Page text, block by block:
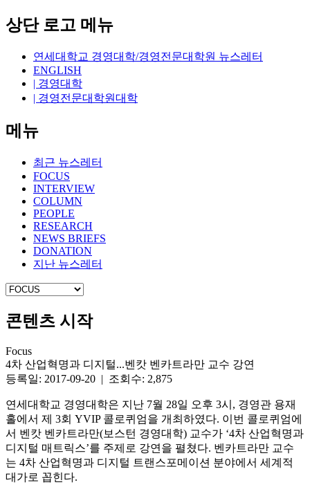
상단 로고 메뉴
연세대학교 경영대학/경영전문대학원 뉴스레터
ENGLISH
| 경영대학
| 경영전문대학원대학
메뉴
최근 뉴스레터
FOCUS
INTERVIEW
COLUMN
PEOPLE
RESEARCH
NEWS BRIEFS
DONATION
지난 뉴스레터
콘텐츠 시작
Focus
4차 산업혁명과 디지털...벤캇 벤카트라만 교수 강연
등록일: 2017-09-20 | 조회수: 2,875
연세대학교 경영대학은 지난 7월 28일 오후 3시, 경영관 용재
홀에서 제 3회 YVIP 콜로퀴엄을 개최하였다. 이번 콜로퀴엄에
서 벤캇 벤카트라만(보스턴 경영대학) 교수가 ‘4차 산업혁명과
디지털 매트릭스’를 주제로 강연을 펼쳤다. 벤카트라만 교수
는 4차 산업혁명과 디지털 트랜스포메이션 분야에서 세계적
대가로 꼽힌다.